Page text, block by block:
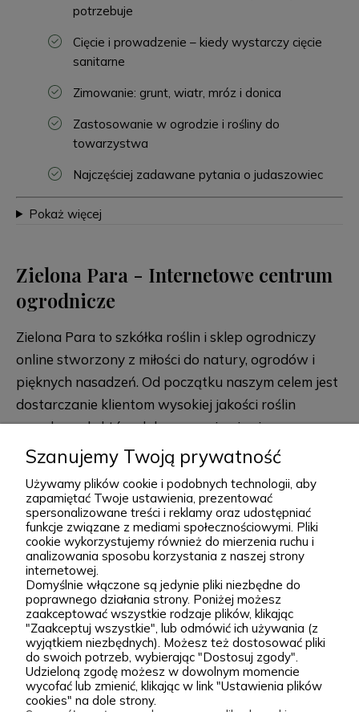
potrzebuje
Cięcie i prowadzenie – kiedy wystarczy cięcie
sanitarne
Zimowanie: grunt, wiatr, mróz i donica
Zastosowanie w ogrodzie i rośliny do
towarzystwa
Najczęściej zadawane pytania o judaszowiec
Pokaż więcej
Zielona Para - Internetowe centrum
ogrodnicze
Zielona Para to szkółka roślin i sklep ogrodniczy
online stworzony z miłości do natury, ogrodów i
pięknych nasadzeń. Od początku naszym celem jest
dostarczanie klientom wysokiej jakości roślin
ogrodowych, które dobrze przyjmują się po
posadzeniu i przez lata zdobią przydomowe
rabaty, skalniaki, ogrody naturalistyczne oraz
większe kompozycje krajobrazowe. Za Zieloną Parą
stoją Wiktor i Klaudia, którzy z dużą starannością
dobierają każdą odmianę dostępną w naszej
ofercie. W sprzedaży znajdziesz zarówno
sprawdzone, klasyczne gatunki, jak i ciekawsze,
bardziej unikatowe krzewy ozdobne, drzewa, byliny
oraz sadzonki do ogrodu. Każda roślina jest przez
nas pielęgnowana, nawożona, przycinana i
przygotowywana tak, aby mogła trafić do Twojego
ogrodu w jak najlepszej kondycji. W Zielonej Parze
rozwiń więcej
Podgórna 9, 97-565 Brudzice
+48 793 037 145
kontakt@zielonapara.pl
Kategorie
Informacje
Szanujemy Twoją prywatność
Używamy plików cookie i podobnych technologii, aby
zapamiętać Twoje ustawienia, prezentować
spersonalizowane treści i reklamy oraz udostępniać
funkcje związane z mediami społecznościowymi. Pliki
cookie wykorzystujemy również do mierzenia ruchu i
analizowania sposobu korzystania z naszej strony
internetowej.
Domyślnie włączone są jedynie pliki niezbędne do
poprawnego działania strony. Poniżej możesz
zaakceptować wszystkie rodzaje plików, klikając
"Zaakceptuj wszystkie", lub odmówić ich używania (z
wyjątkiem niezbędnych). Możesz też dostosować pliki
do swoich potrzeb, wybierając "Dostosuj zgody".
Udzieloną zgodę możesz w dowolnym momencie
wycofać lub zmienić, klikając w link "Ustawienia plików
cookies" na dole strony.